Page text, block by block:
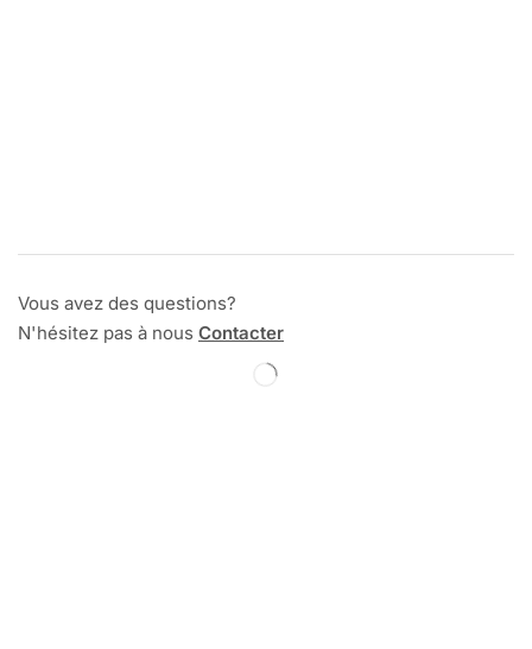
Vous avez des questions?
N'hésitez pas à nous Contacter